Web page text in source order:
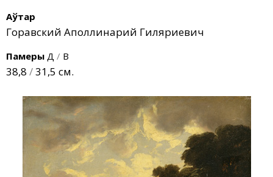
Аўтар
Горавский Аполлинарий Гиляриевич
Памеры Д / В
38,8 /31,5 см.